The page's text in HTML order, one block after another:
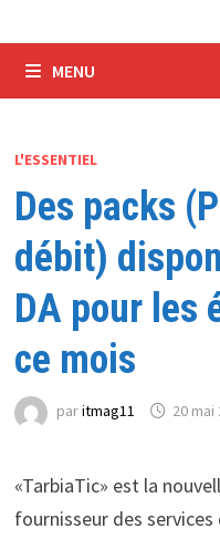
MENU
L'ESSENTIEL
Des packs
débit)
DA pour les
ce mois
paritmag11 20 mai
«TarbiaTic» est la
fournisseur des